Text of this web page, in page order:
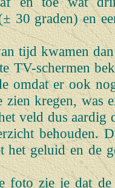
30 graden) en
tijd kwamen
TV-schermen
omdat er ook
zien kregen, was
veld dus aardig
behouden.
het geluid en de
foto zie je dat